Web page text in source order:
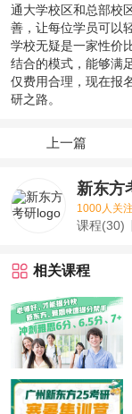
通大学校区和总部校
善，让每位学员可以
学校无疑是一家性价
结合的模式，能够满
仅费用合理，现在报
研之路。
上一篇
新东方
1000人关注
课程(30)
相关课程